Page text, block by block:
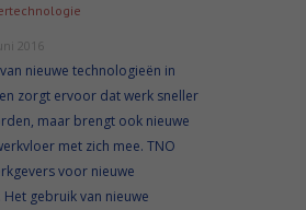
2016
nieuwe technologieën in
zorgt ervoor dat werk sneller
maar brengt ook nieuwe
met zich mee. TNO
voor nieuwe
Het gebruik van nieuwe